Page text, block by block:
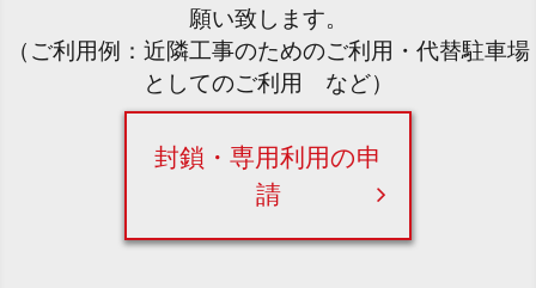
願い致します。
（ご利用例：近隣工事のためのご利用・代替駐車場
としてのご利用 など）
封鎖・専用利用の申
請